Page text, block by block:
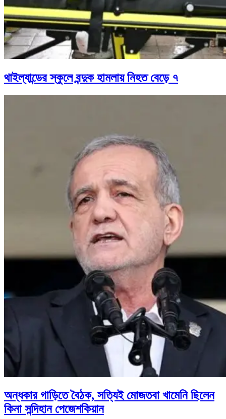
থাইল্যান্ডের স্কুলে বন্দুক হামলায় নিহত বেড়ে ৭
অন্ধকার গাড়িতে বৈঠক, সত্যিই মোজতবা খামেনি ছিলেন
কিনা সন্দিহান পেজেশকিয়ান